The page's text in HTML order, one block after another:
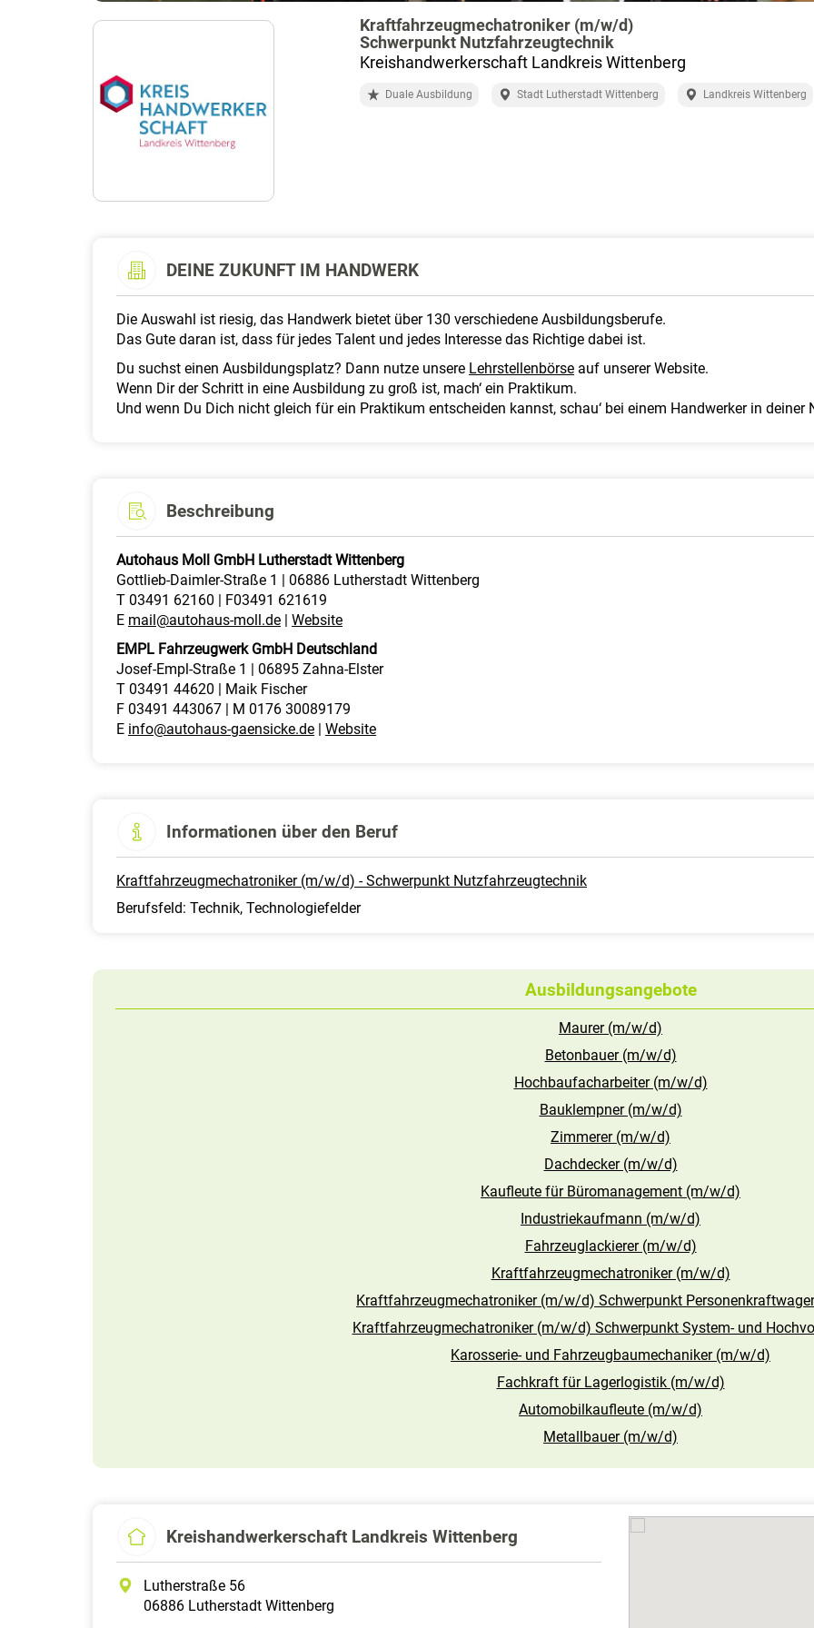
Kraftfahrzeugmechatroniker (m/w/d)
Schwerpunkt Nutzfahrzeugtechnik
Kreishandwerkerschaft Landkreis Wittenberg
Duale Ausbildung Stadt Lutherstadt Wittenberg Landkreis Wittenberg
DEINE ZUKUNFT IM HANDWERK
Die Auswahl ist riesig, das Handwerk bietet über 130 verschiedene Ausbildungsberufe.
Das Gute daran ist, dass für jedes Talent und jedes Interesse das Richtige dabei ist.
Du suchst einen Ausbildungsplatz? Dann nutze unsere Lehrstellenbörse auf unserer Website.
Wenn Dir der Schritt in eine Ausbildung zu groß ist, mach‘ ein Praktikum.
Und wenn Du Dich nicht gleich für ein Praktikum entscheiden kannst, schau‘ bei einem Handwerker in deiner
Beschreibung
Autohaus Moll GmbH Lutherstadt Wittenberg
Gottlieb-Daimler-Straße 1 | 06886 Lutherstadt Wittenberg
T 03491 62160 | F03491 621619
E mail@autohaus-moll.de | Website
EMPL Fahrzeugwerk GmbH Deutschland
Josef-Empl-Straße 1 | 06895 Zahna-Elster
T 03491 44620 | Maik Fischer
F 03491 443067 | M 0176 30089179
E info@autohaus-gaensicke.de | Website
Informationen über den Beruf
Kraftfahrzeugmechatroniker (m/w/d) - Schwerpunkt Nutzfahrzeugtechnik
Berufsfeld: Technik, Technologiefelder
Ausbildungsangebote
Maurer (m/w/d)
Betonbauer (m/w/d)
Hochbaufacharbeiter (m/w/d)
Bauklempner (m/w/d)
Zimmerer (m/w/d)
Dachdecker (m/w/d)
Kaufleute für Büromanagement (m/w/d)
Industriekaufmann (m/w/d)
Fahrzeuglackierer (m/w/d)
Kraftfahrzeugmechatroniker (m/w/d)
Kraftfahrzeugmechatroniker (m/w/d) Schwerpunkt
Kraftfahrzeugmechatroniker (m/w/d) Schwerpunkt System- und
Karosserie- und Fahrzeugbaumechaniker (m/w/d)
Fachkraft für Lagerlogistik (m/w/d)
Automobilkaufleute (m/w/d)
Metallbauer (m/w/d)
Kreishandwerkerschaft Landkreis Wittenberg
Lutherstraße 56
06886 Lutherstadt Wittenberg